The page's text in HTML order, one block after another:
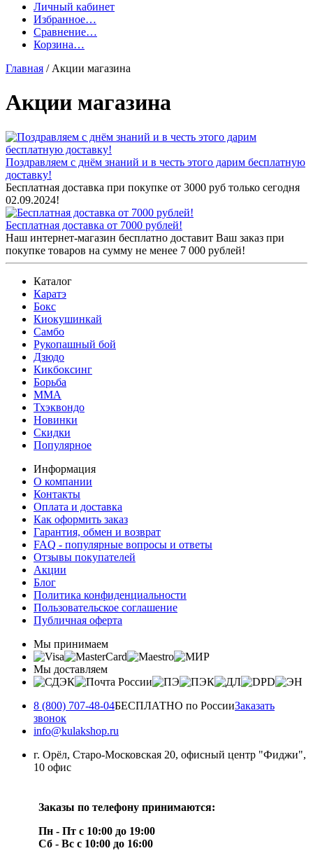
Личный кабинет
Избранное…
Сравнение…
Корзина…
Главная / Акции магазина
Акции магазина
Поздравляем с днём знаний и в честь этого дарим бесплатную
доставку!
Бесплатная доставка при покупке от 3000 руб только сегодня
02.09.2024!
Бесплатная доставка от 7000 рублей!
Наш интернет-магазин бесплатно доставит Ваш заказ при
покупке товаров на сумму не менее 7 000 рублей!
Каталог
Каратэ
Бокс
Киокушинкай
Самбо
Рукопашный бой
Дзюдо
Кикбоксинг
Борьба
MMA
Тхэквондо
Новинки
Скидки
Популярное
Информация
О компании
Контакты
Оплата и доставка
Как оформить заказ
Гарантия, обмен и возврат
FAQ - популярные вопросы и ответы
Отзывы покупателей
Акции
Блог
Политика конфиденциальности
Пользовательское соглашение
Публичная оферта
Мы принимаем
Мы доставляем
8 (800) 707-48-04БЕСПЛАТНО по РоссииЗаказать
звонок
info@kulakshop.ru
г. Орёл, Старо-Московская 20, офисный центр "Фиджи",
10 офис
Заказы по телефону принимаются:
Пн - Пт с 10:00 до 19:00
Сб - Вс с 10:00 до 16:00